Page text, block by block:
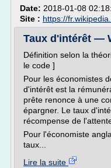
Date: 2018-01-08
Site : https://
Taux d'intérêt —
Définition selon la
le code ]
Pour les économistes
d'intérêt est la
prête renonce à une
épargner. Le taux
récompense de
Pour l'économiste
taux...
Lire la suite